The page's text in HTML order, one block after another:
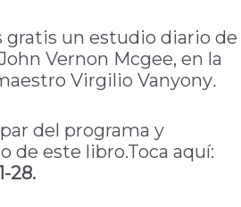
gratis un estudio diario de
Vernon Mcgee, en la
Virgilio Vanyony.
del programa y
de este libro.Toca aquí:
28.